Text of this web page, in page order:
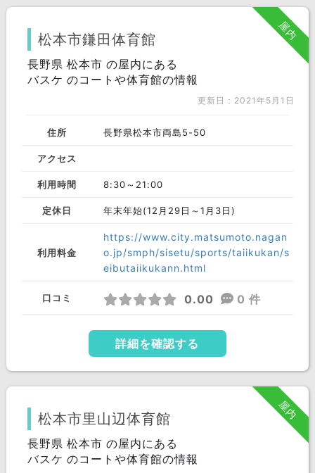
屋内
松本市鎌田体育館
長野県 松本市 の屋内にある
バスケ のコートや体育館の情報
更新日：2021年5月1日
住所 長野県松本市両島5-50
アクセス
利用時間 8:30～21:00
定休日 年末年始(12月29日～1月3日)
利用料金
https://www.city.matsumoto.nagan
o.jp/smph/sisetu/sports/taiikukan/s
eibutaiikukann.html
口コミ 0.00 0 件
詳細を確認する
屋内
松本市里山辺体育館
長野県 松本市 の屋内にある
バスケ のコートや体育館の情報